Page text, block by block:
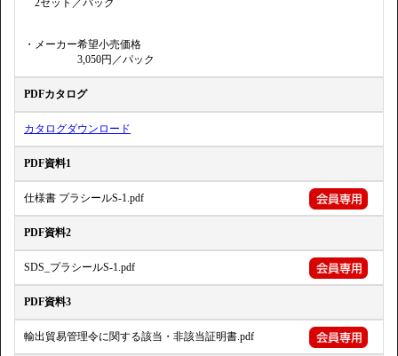
2セット／パック
・メーカー希望小売価格
3,050円／パック
PDFカタログ
カタログダウンロード
PDF資料1
仕様書 プラシールS-1.pdf
PDF資料2
SDS_プラシールS-1.pdf
PDF資料3
輸出貿易管理令に関する該当・非該当証明書.pdf